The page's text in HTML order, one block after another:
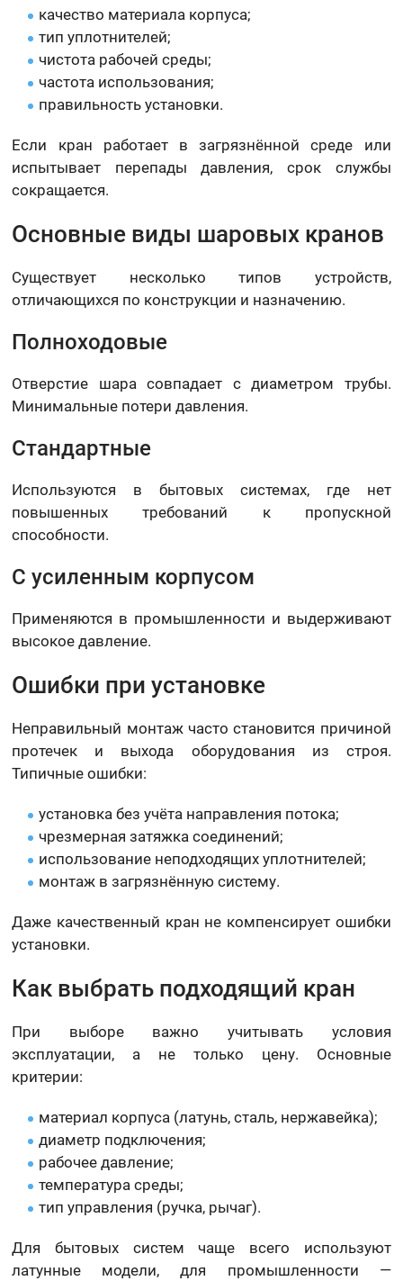
качество материала корпуса;
тип уплотнителей;
чистота рабочей среды;
частота использования;
правильность установки.
Если кран работает в загрязнённой среде или
испытывает перепады давления, срок службы
сокращается.
Основные виды шаровых кранов
Существует несколько типов устройств,
отличающихся по конструкции и назначению.
Полноходовые
Отверстие шара совпадает с диаметром трубы.
Минимальные потери давления.
Стандартные
Используются в бытовых системах, где нет
повышенных требований к пропускной
способности.
С усиленным корпусом
Применяются в промышленности и выдерживают
высокое давление.
Ошибки при установке
Неправильный монтаж часто становится причиной
протечек и выхода оборудования из строя.
Типичные ошибки:
установка без учёта направления потока;
чрезмерная затяжка соединений;
использование неподходящих уплотнителей;
монтаж в загрязнённую систему.
Даже качественный кран не компенсирует ошибки
установки.
Как выбрать подходящий кран
При выборе важно учитывать условия
эксплуатации, а не только цену. Основные
критерии:
материал корпуса (латунь, сталь, нержавейка);
диаметр подключения;
рабочее давление;
температура среды;
тип управления (ручка, рычаг).
Для бытовых систем чаще всего используют
латунные модели, для промышленности —